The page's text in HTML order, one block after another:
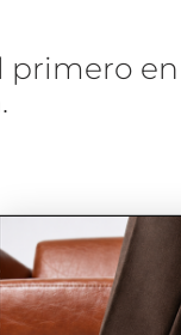
primero